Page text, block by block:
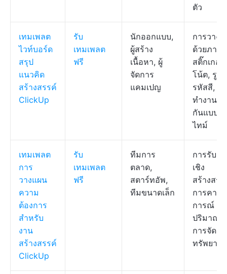
ตัว
เทมเพลต
ไวท์บอร์ด
สรุป
แนวคิด
สร้างสรรค์
ClickUp
รับ
เทมเพลต
ฟรี
นักออกแบบ,
ผู้สร้าง
เนื้อหา, ผู้
จัดการ
แคมเปญ
การวาง
ด้วยภาพ,
สติ๊กเกอร์
โน้ต, รูป
รหัสสี, ก
ทำงานร่
กันแบบเ
ไทม์
เทมเพลต
การ
วางแผน
ความ
ต้องการ
สำหรับ
งาน
สร้างสรรค์
ClickUp
รับ
เทมเพลต
ฟรี
ทีมการ
ตลาด,
สตาร์ทอัพ,
ทีมขนาดเล็ก
การรับค
เชิง
สร้างสร
การคาด
การณ์
ปริมาณง
การจัดส
ทรัพยากร